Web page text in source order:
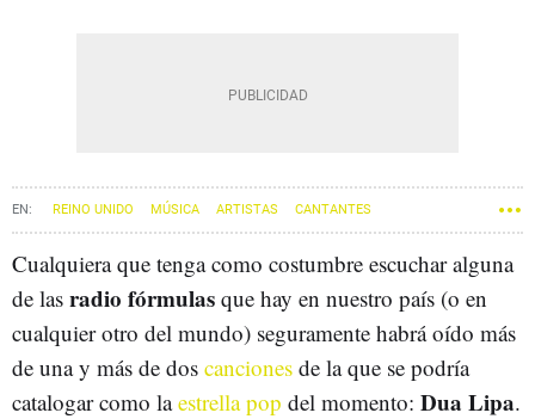
REINO UNIDO MÚSICA ARTISTAS CANTANTES
Cualquiera que tenga como costumbre escuchar alguna
de las radio fórmulas que hay en nuestro país (o en
cualquier otro del mundo) seguramente habrá oído más
de una y más de dos canciones de la que se podría
catalogar como laestrella pop del momento: Dua Lipa.